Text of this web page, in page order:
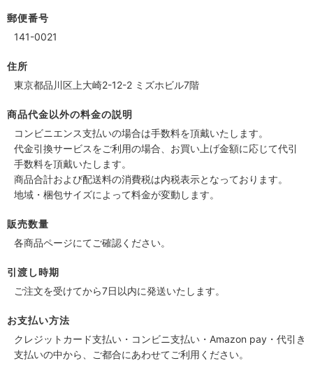
郵便番号
141-0021
住所
東京都品川区上大崎2-12-2 ミズホビル7階
商品代金以外の料金の説明
コンビニエンス支払いの場合は手数料を頂戴いたします。
代金引換サービスをご利用の場合、お買い上げ金額に応じて代引
手数料を頂戴いたします。
商品合計および配送料の消費税は内税表示となっております。
地域・梱包サイズによって料金が変動します。
販売数量
各商品ページにてご確認ください。
引渡し時期
ご注文を受けてから7日以内に発送いたします。
お支払い方法
クレジットカード支払い・コンビニ支払い・Amazon pay・代引き
支払いの中から、ご都合にあわせてご利用ください。